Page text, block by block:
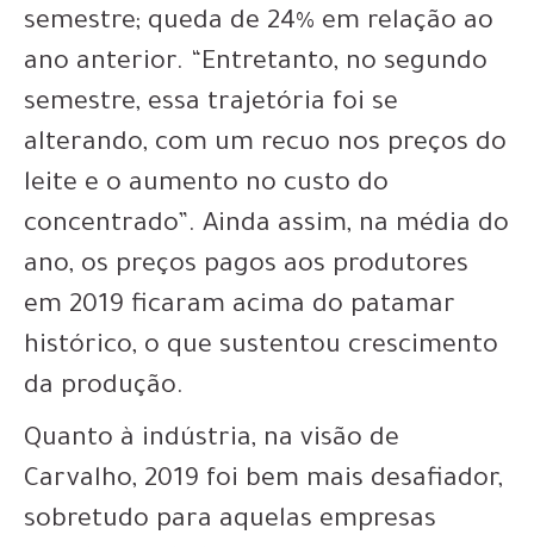
semestre; queda de 24% em relação ao
ano anterior. “Entretanto, no segundo
semestre, essa trajetória foi se
alterando, com um recuo nos preços do
leite e o aumento no custo do
concentrado”. Ainda assim, na média do
ano, os preços pagos aos produtores
em 2019 ficaram acima do patamar
histórico, o que sustentou crescimento
da produção.
Quanto à indústria, na visão de
Carvalho, 2019 foi bem mais desafiador,
sobretudo para aquelas empresas